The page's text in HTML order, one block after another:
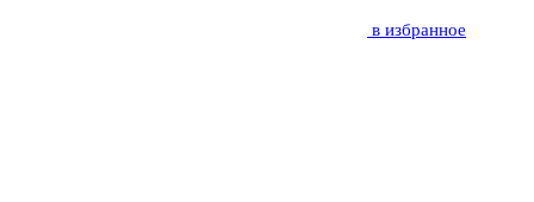
в избранное